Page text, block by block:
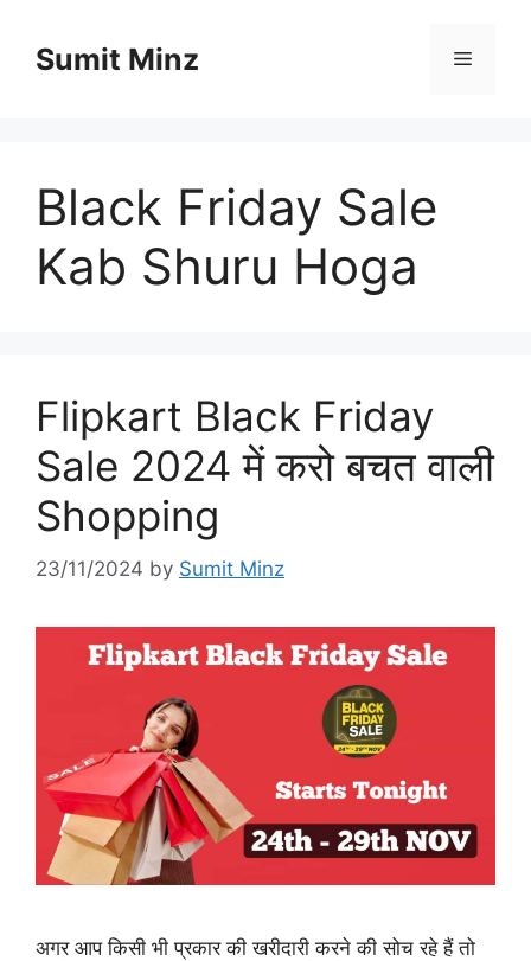
contentSumit Minz Menu
Black Friday Sale
Kab Shuru Hoga
Flipkart Black Friday
Sale 2024 में करो बचत वाली
Shopping
23/11/2024 by Sumit Minz
अगर आप किसी भी प्रकार की खरीदारी करने की सोच रहे हैं तो